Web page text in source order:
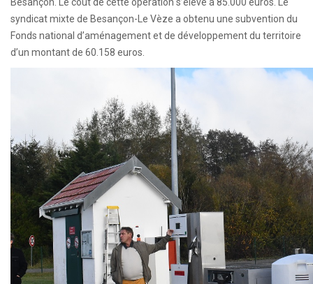
syndicat mixte de Besançon-Le Vèze a obtenu une subvention du
Fonds national d’aménagement et de développement du territoire
d’un montant de 60.158 euros.